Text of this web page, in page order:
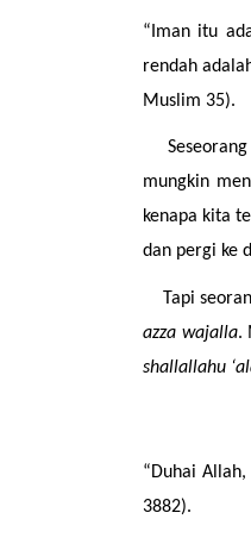
“Iman itu
rendah
Muslim 35).
mungkin
kenapa kita
dan pergi ke
azza wajalla
shallallahu
“Duhai
3882).